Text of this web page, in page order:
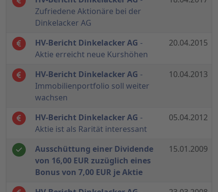
Zufriedene Aktionäre bei der
Dinkelacker AG
HV-Bericht Dinkelacker AG -
Aktie erreicht neue Kurshöhen
20.04.2015
HV-Bericht Dinkelacker AG -
Immobilienportfolio soll weiter
wachsen
10.04.2013
HV-Bericht Dinkelacker AG -
Aktie ist als Rarität interessant
05.04.2012
Ausschüttung einer Dividende
von 16,00 EUR zuzüglich eines
Bonus von 7,00 EUR je Aktie
15.01.2009